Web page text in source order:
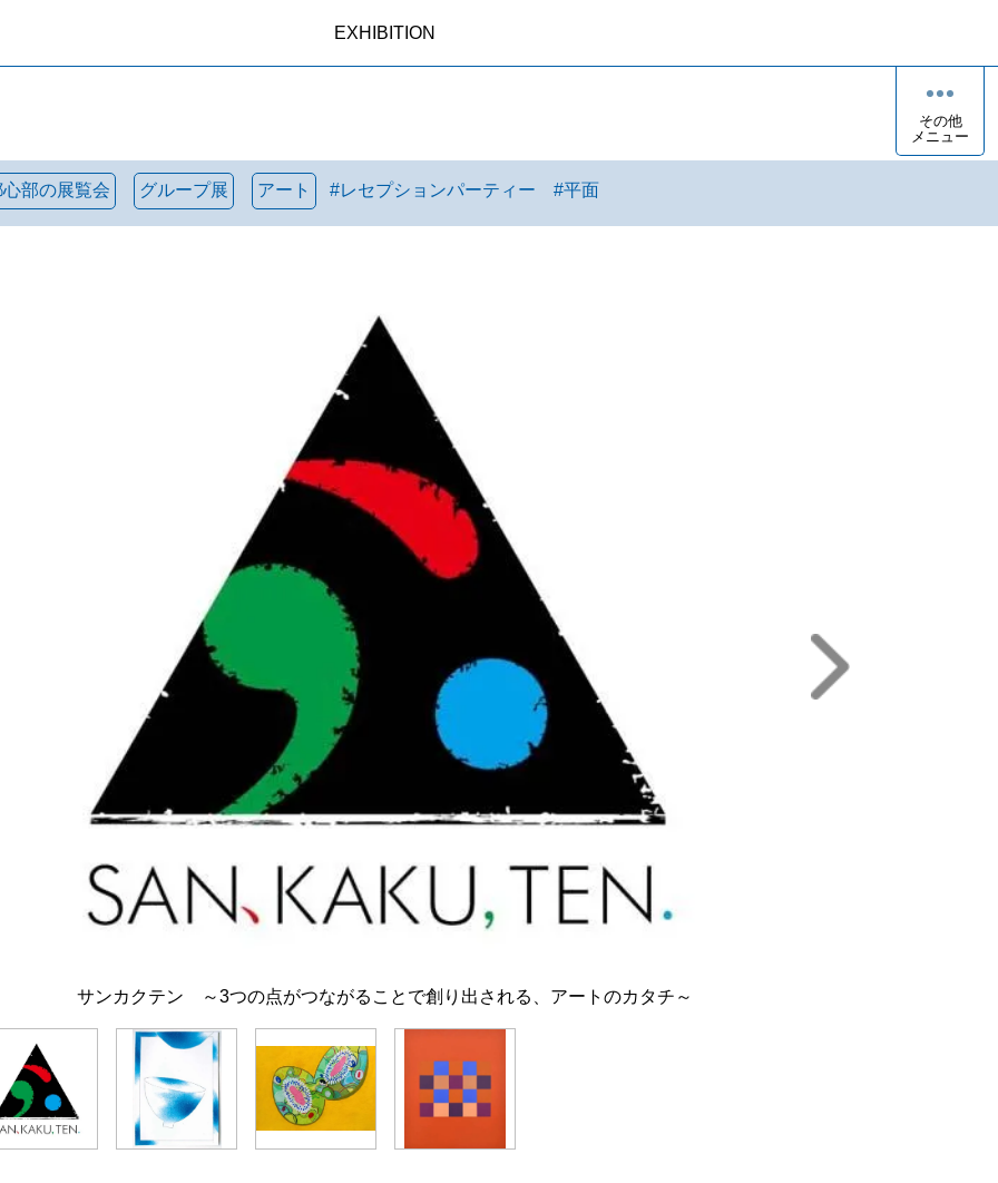
EXHIBITION
その他
メニュー
部の展覧会 グループ展 アート #レセプションパーティー #平面
サンカクテン ～3つの点がつながることで創り出される、アートのカタチ～
Eri Kishi
Miyokawa Shinya
Oshiro Natsuki